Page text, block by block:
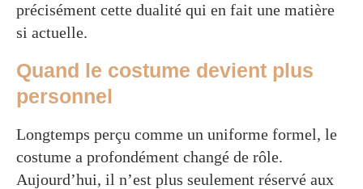
précisément cette dualité qui en fait une matière
si actuelle.
Quand le costume devient plus
personnel
Longtemps perçu comme un uniforme formel, le
costume a profondément changé de rôle.
Aujourd’hui, il n’est plus seulement réservé aux